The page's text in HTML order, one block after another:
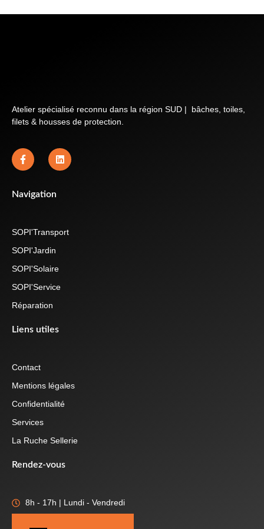
Atelier spécialisé reconnu dans la région SUD | bâches, toiles,
filets & housses de protection.
Navigation
SOPI'Transport
SOPI'Jardin
SOPI'Solaire
SOPI'Service
Réparation
Liens utiles
Contact
Mentions légales
Confidentialité
Services
La Ruche Sellerie
Rendez-vous
8h - 17h | Lundi - Vendredi